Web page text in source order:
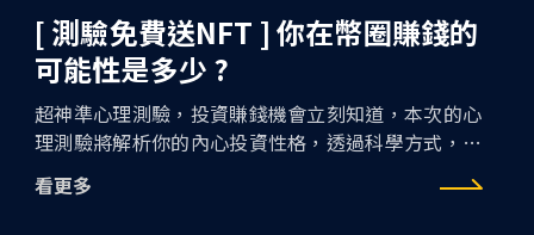
[ 測驗免費送NFT ] 你在幣圈賺錢的
可能性是多少 ?
超神準心理測驗，投資賺錢機會立刻知道，本次的心
理測驗將解析你的內心投資性格，透過科學方式，發
掘未知的自己，還可以免費拿測驗結果的（Non-
fungible token）NFT，藉由區塊鏈技術，使每個
看更多